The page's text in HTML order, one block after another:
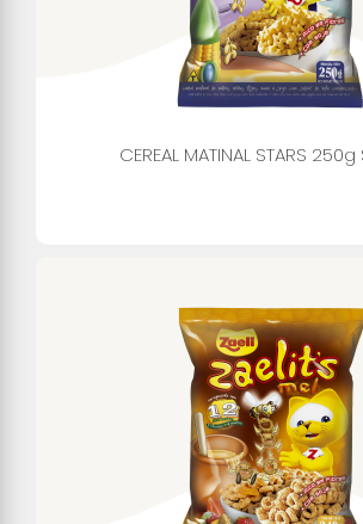
CEREAL MATINAL STARS 250g